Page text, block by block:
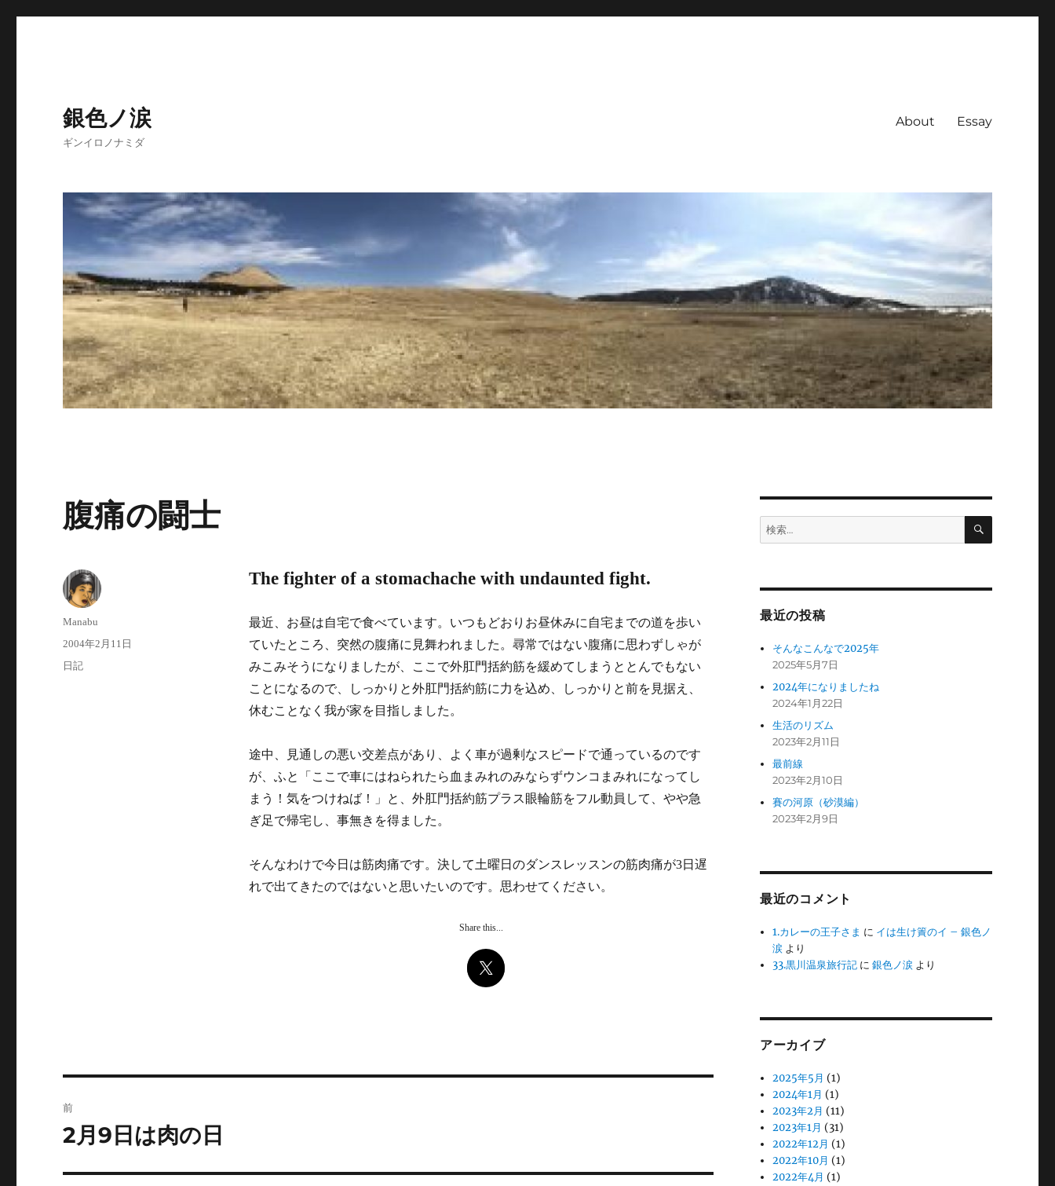
銀色ノ涙
ギンイロノナミダ
About Essay
腹痛の闘士
The fighter of a stomachache with undaunted fight.
最近、お昼は自宅で食べています。いつもどおりお昼休みに自宅までの道を歩い
ていたところ、突然の腹痛に見舞われました。尋常ではない腹痛に思わずしゃが
みこみそうになりましたが、ここで外肛門括約筋を緩めてしまうととんでもない
ことになるので、しっかりと外肛門括約筋に力を込め、しっかりと前を見据え、
休むことなく我が家を目指しました。
途中、見通しの悪い交差点があり、よく車が過剰なスピードで通っているのです
が、ふと「ここで車にはねられたら血まみれのみならずウンコまみれになってし
まう！気をつけねば！」と、外肛門括約筋プラス眼輪筋をフル動員して、やや急
ぎ足で帰宅し、事無きを得ました。
そんなわけで今日は筋肉痛です。決して土曜日のダンスレッスンの筋肉痛が3日遅
れで出てきたのではないと思いたいのです。思わせてください。
Share this...
投
稿
Manabu
投
稿
2004年2月11日
カ
日記
稿
前
前
投
2月9日は肉の日
検
索:
検
最近の投稿
そんなこんなで2025年
2025年5月7日
2024年になりましたね
2024年1月22日
生活のリズム
2023年2月11日
最前線
2023年2月10日
賽の河原（砂漠編）
2023年2月9日
最近のコメント
1.カレーの王子さま に イは生け簀のイ – 銀色ノ
涙 より
33.黒川温泉旅行記 に銀色ノ涙 より
アーカイブ
2025年5月 (1)
2024年1月 (1)
2023年2月 (11)
2023年1月 (31)
2022年12月 (1)
2022年10月 (1)
2022年4月 (1)